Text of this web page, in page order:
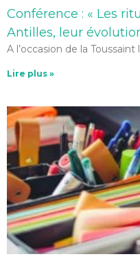
Conférence : « Les
Antilles, leur
A l’occasion de la
Lire plus »